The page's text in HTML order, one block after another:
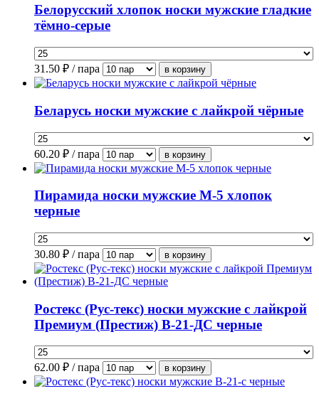
Белорусский хлопок носки мужские гладкие
тёмно-серые
31.50 ₽ / пара
Беларусь носки мужские с лайкрой чёрные
60.20 ₽ / пара
Пирамида носки мужские М-5 хлопок
черные
30.80 ₽ / пара
Ростекс (Рус-текс) носки мужские с лайкрой
Премиум (Престиж) В-21-ДС черные
62.00 ₽ / пара